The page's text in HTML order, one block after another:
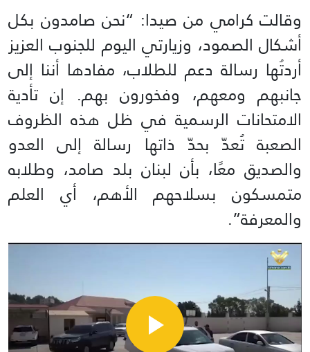
وقالت كرامي من صيدا: “نحن صامدون بكل
أشكال الصمود، وزيارتي اليوم للجنوب العزيز
أردتُها رسالة دعم للطلاب، مفادها أننا إلى
جانبهم ومعهم، وفخورون بهم. إن تأدية
الامتحانات الرسمية في ظل هذه الظروف
الصعبة تُعدّ بحدّ ذاتها رسالة إلى العدو
والصديق معًا، بأن لبنان بلد صامد، وطلابه
متمسكون بسلاحهم الأهم، أي العلم
والمعرفة”.